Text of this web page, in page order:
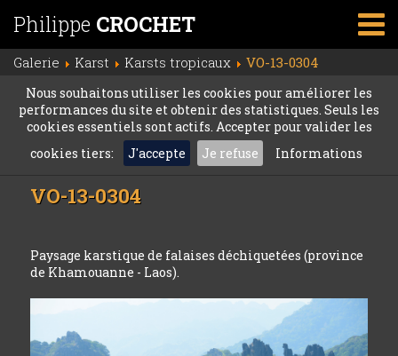
Philippe CROCHET
Galerie Karst Karsts tropicaux VO-13-0304
Nous souhaitons utiliser les cookies pour améliorer les
performances du site et obtenir des statistiques. Seuls les
cookies essentiels sont actifs. Accepter pour valider les
cookies tiers:
J'accepte Je refuse Informations
VO-13-0304
Paysage karstique de falaises déchiquetées (province
de Khamouanne - Laos).